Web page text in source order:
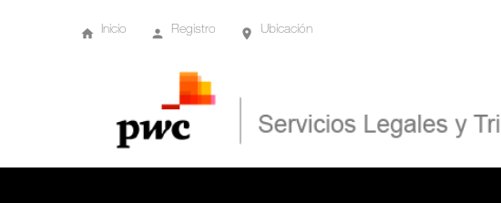
Inicio Registro Ubicación
Artículo 335 Ingresos de la cédula general
Artículo 336 Renta líquida gravable de la cédula
general.